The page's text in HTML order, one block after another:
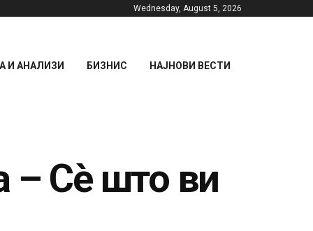
Wednesday, August 5, 2026
И АНАЛИЗИ БИЗНИС НАЈНОВИ ВЕСТИ
– Сè што ви